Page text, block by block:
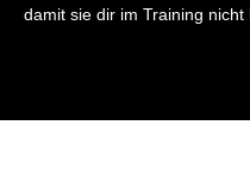
damit sie dir im Training nicht